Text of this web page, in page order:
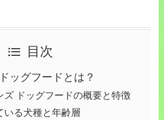
目次
ッグフードとは？
ズ ドッグフードの概要と特徴
いる犬種と年齢層